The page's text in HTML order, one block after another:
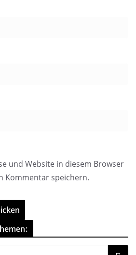
und Website in diesem Browser
Kommentar speichern.